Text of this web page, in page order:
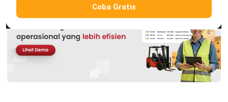
Laporan Perbandingan P&L Q2 vs Q1
2MB, File XLSX
Buka Simpan